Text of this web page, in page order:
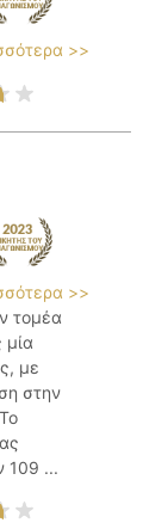
>>
>>
τομέα
μία
με
στην
109 ...